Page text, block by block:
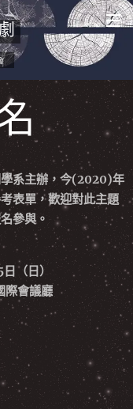
學系主辦，今(2020)年
表單，歡迎對此主題
參與。
（日）
際會議廳